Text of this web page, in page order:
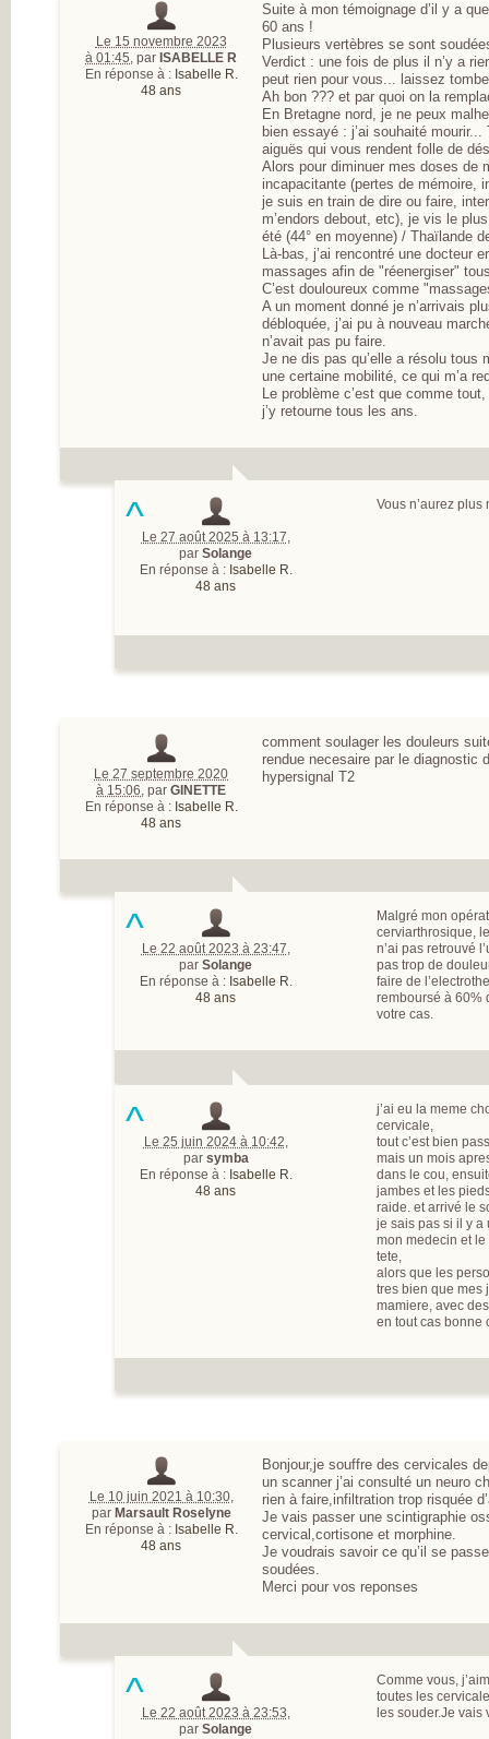
Le 15 novembre 2023
à 01:45 par ISABELLE R
En réponse à : Isabelle R.
48 ans
Suite à mon témoignage d’il y a
60 ans !
Plusieurs vertèbres se sont
Verdict : une fois de plus il n’y a
peut rien pour vous... laissez
Ah bon ??? et par quoi on la
En Bretagne nord, je ne peux
bien essayé : j’ai souhaité
aiguës qui vous rendent folle de
Alors pour diminuer mes doses de
incapacitante (pertes de mémoire,
je suis en train de dire ou faire,
m’endors debout, etc), je vis le
été (44° en moyenne) / Thaïlande
Là-bas, j’ai rencontré une docteur
massages afin de "réenergiser"
C’est douloureux comme
A un moment donné je n’arrivais
débloquée, j’ai pu à nouveau
n’avait pas pu faire.
Je ne dis pas qu’elle a résolu tous
une certaine mobilité, ce qui m’a
Le problème c’est que comme
j’y retourne tous les ans.
^Le 27 août 2025 à 13:17
par Solange
En réponse à : Isabelle R.
48 ans
Vous n’aurez plus
Le 27 septembre 2020
à 15:06 par GINETTE
En réponse à : Isabelle R.
48 ans
comment soulager les douleurs
rendue necesaire par le diagnostic
hypersignal T2
^Le 22 août 2023 à 23:47
par Solange
En réponse à : Isabelle R.
48 ans
Malgré mon
cerviarthrosique,
n’ai pas retrouvé
pas trop de
faire de
remboursé à 60%
votre cas.
^Le 25 juin 2024 à 10:42
par symba
En réponse à : Isabelle R.
48 ans
j’ai eu la meme
cervicale,
tout c’est bien
mais un mois
dans le cou,
jambes et les
raide. et arrivé le
je sais pas si il y a
mon medecin et
tete,
alors que les
tres bien que mes
mamiere, avec
en tout cas bonne
Le 10 juin 2021 à 10:30,
par Marsault Roselyne
En réponse à : Isabelle R.
48 ans
Bonjour,je souffre des cervicales
un scanner j’ai consulté un neuro
rien à faire,infiltration trop risquée
Je vais passer une scintigraphie
cervical,cortisone et morphine.
Je voudrais savoir ce qu’il se
soudées.
Merci pour vos reponses
^Le 22 août 2023 à 23:53
par Solange
Comme vous,
toutes les
les souder.Je vais